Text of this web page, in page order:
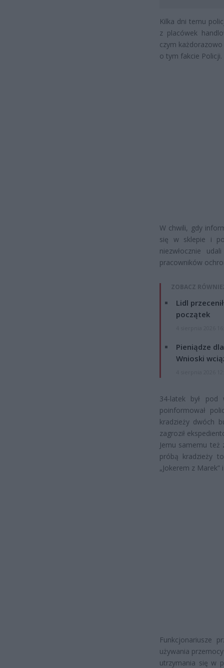
Kilka dni temu
z placówek
czym
o tym fakcie Policji.
W chwili, gdy
się w sklepie i
niezwłocznie
pracowników
ZOBACZ
Lidl
początek
Pieniądze
Wnioski
34-latek był pod
poinformował
kradzieży dwóch
zagroził
Jemu samemu też
próbą kradzieży
„Jokerem z Marek”
Funkcjonariusze
używania
utrzymania się w